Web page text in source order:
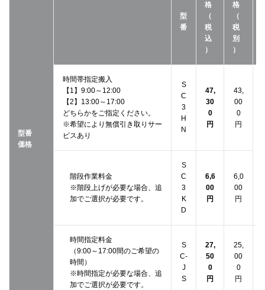
型番
価格
型
番
格
（
税
込
）
格
（
税
別
）
時間帯指定搬入
【1】9:00～12:00
【2】13:00～17:00
どちらかをご指定ください。
※希望により無償引き取りサー
ビスあり
S
C
3
H
N
47,
30
0
円
43,
00
0
円
階段作業料金
※階段上げが必要な場合、追
加でご選択が必要です。
S
C
3
K
D
6,6
00
円
6,0
00
円
時間指定料金
（9:00～17:00間のご希望の
時間）
※時間指定が必要な場合、追
加でご選択が必要です。
S
C-
J
S
27,
50
0
円
25,
00
0
円